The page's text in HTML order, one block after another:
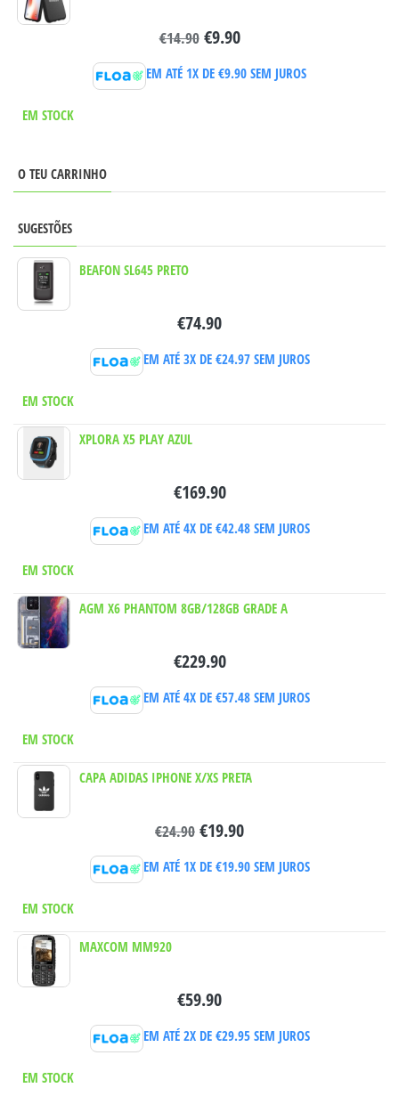
€14.90 €9.90
EM ATÉ 1X DE €9.90 SEM JUROS
EM STOCK
O TEU CARRINHO
SUGESTÕES
BEAFON SL645 PRETO
€74.90
EM ATÉ 3X DE €24.97SEM JUROS
EM STOCK
XPLORA X5 PLAY AZUL
€169.90
EM ATÉ 4X DE €42.48SEM JUROS
EM STOCK
AGM X6 PHANTOM 8GB/128GB GRADE A
€229.90
EM ATÉ 4X DE €57.48SEM JUROS
EM STOCK
CAPA ADIDAS IPHONE X/XS PRETA
€24.90 €19.90
EM ATÉ 1X DE €19.90SEM JUROS
EM STOCK
MAXCOM MM920
€59.90
EM ATÉ 2X DE €29.95SEM JUROS
EM STOCK